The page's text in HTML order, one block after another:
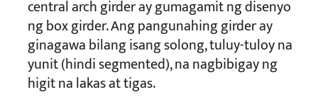
central arch girder ay gumagamit ng disenyo
ng box girder. Ang pangunahing girder ay
ginagawa bilang isang solong, tuluy-tuloy na
yunit (hindi segmented), na nagbibigay ng
higit na lakas at tigas.